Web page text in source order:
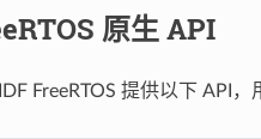
原生 API
FreeRTOS 提供以下 API